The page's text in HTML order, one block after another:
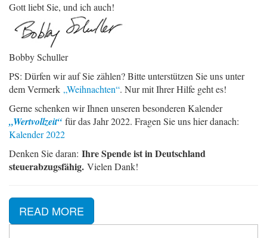
Gott liebt Sie, und ich auch!
Bobby Schuller
PS: Dürfen wir auf Sie zählen? Bitte unterstützen Sie uns unter
dem Vermerk „Weihnachten“. Nur mit Ihrer Hilfe geht es!
Gerne schenken wir Ihnen unseren besonderen Kalender
„Wertvollzeit“ für das Jahr 2022. Fragen Sie uns hier danach:
Kalender 2022
Denken Sie daran: Ihre Spende ist in Deutschland
steuerabzugsfähig. Vielen Dank!
READ MORE